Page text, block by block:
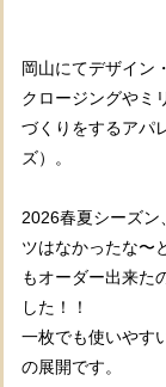
岡山にてデザイン
クロージングやミ
づくりをするアパ
ズ）。
2026春夏シーズン
ツはなかったな〜
もオーダー出来た
した！！
一枚でも使いやす
の展開です。